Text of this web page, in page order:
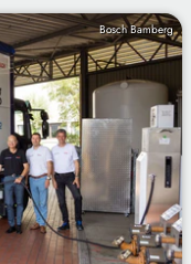
Bosch Bamberg